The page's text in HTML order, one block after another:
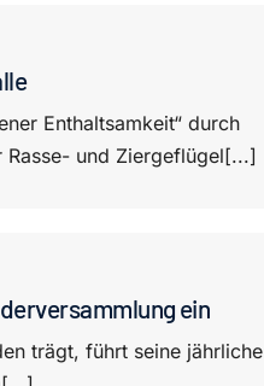
Enthaltsamkeit“ durch
und Ziergeflügel[...]
ein
trägt, führt seine jährliche